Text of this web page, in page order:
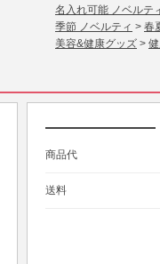
名入れ可能 ノベルテ
季節 ノベルティ > 春
美容&健康グッズ >
商品代
送料